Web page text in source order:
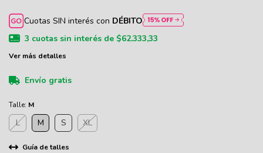
Cuotas SIN interés con DÉBITO
3 cuotas sin interés de $62.333,33
Ver más detalles
Envío gratis
Talle: M
L M S XL
Guía de talles